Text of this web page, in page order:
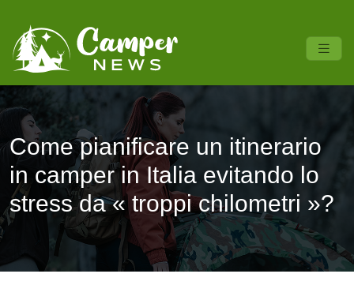
Come pianificare un itinerario
in camper in Italia evitando lo
stress da « troppi chilometri »?